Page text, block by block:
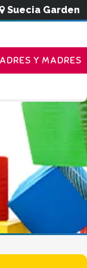
Suecia Garden
Y MADRES